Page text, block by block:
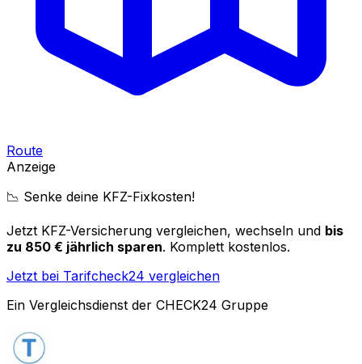
Route
Anzeige
📉 Senke deine KFZ-Fixkosten!
Jetzt KFZ-Versicherung vergleichen, wechseln und bis
zu 850 € jährlich sparen. Komplett kostenlos.
Jetzt bei Tarifcheck24 vergleichen
Ein Vergleichsdienst der CHECK24 Gruppe